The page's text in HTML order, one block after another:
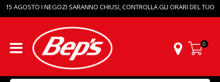
15 AGOSTO I NEGOZI SARANNO CHIUSI, CONTROLLA GLI ORARI DEL TUO
Carrello
0